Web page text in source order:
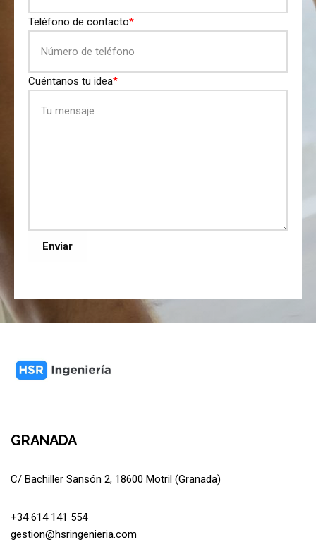
Teléfono de contacto*
Cuéntanos tu idea*
Enviar
GRANADA
C/ Bachiller Sansón 2, 18600 Motril (Granada)
+34 614 141 554
gestion@hsringenieria.com